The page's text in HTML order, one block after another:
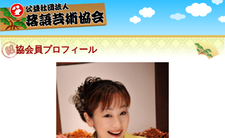
協会員プロフィール